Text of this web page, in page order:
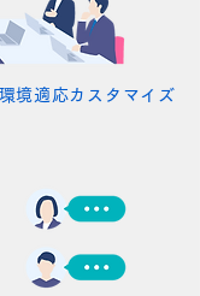
境適応カスタマイズ